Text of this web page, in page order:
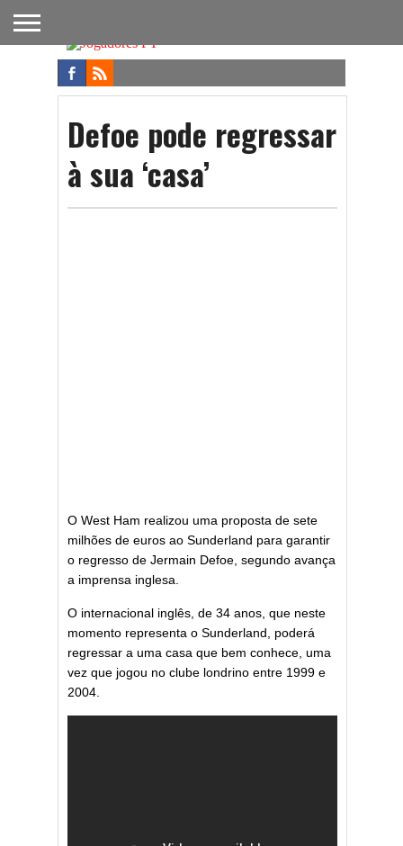
FUTEBOL
NACIONAL
FUTEBOL
INTERNACIONAL
NOTÍCIAS
ONDE
ASSISTIR
FUTEBOL
NA TV
APOSTAS
Defoe pode regressar
à sua ‘casa’
O West Ham realizou uma proposta de sete
milhões de euros ao Sunderland para garantir
o regresso de Jermain Defoe, segundo avança
a imprensa inglesa.
O internacional inglês, de 34 anos, que neste
momento representa o Sunderland, poderá
regressar a uma casa que bem conhece, uma
vez que jogou no clube londrino entre 1999 e
2004.